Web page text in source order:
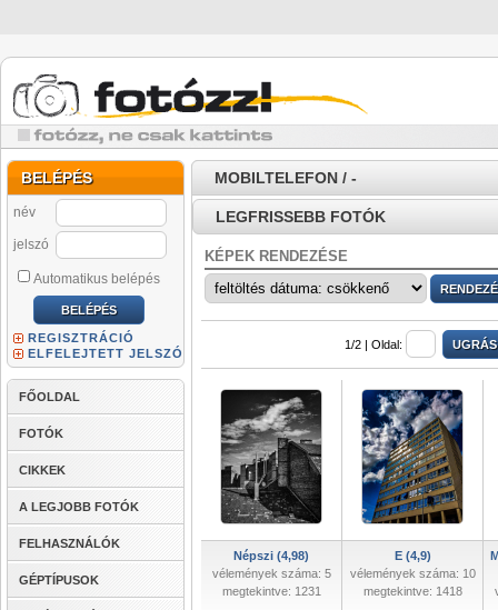
BELÉPÉS
név
jelszó
Automatikus belépés
REGISZTRÁCIÓ
ELFELEJTETT JELSZÓ
FŐOLDAL
FOTÓK
CIKKEK
A LEGJOBB FOTÓK
FELHASZNÁLÓK
GÉPTÍPUSOK
MOBILTELEFON / -
LEGFRISSEBB FOTÓK
KÉPEK RENDEZÉSE
1/2 | Oldal:
Népszi (4,98)
vélemények száma: 5
megtekintve: 1231
E (4,9)
vélemények száma: 10
megtekintve: 1418